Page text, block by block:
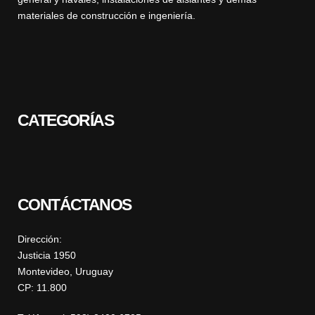
materiales de construcción e ingeniería.
CATEGORÍAS
CONTÁCTANOS
Dirección:
Justicia 1950
Montevideo, Uruguay
CP: 11.800